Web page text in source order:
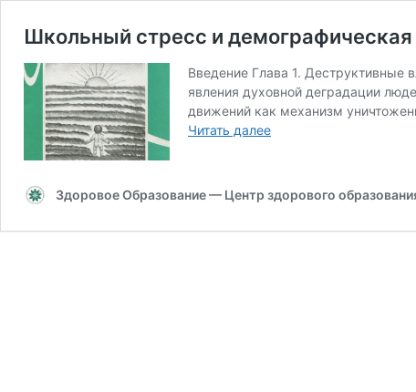
Школьный стресс и
Введение Глава 1. Деструктивные
явления духовной деградации
движений как механизм
Читать далееШкольный
демографическая
катастрофа
Здоровое Образование — Центр здорового